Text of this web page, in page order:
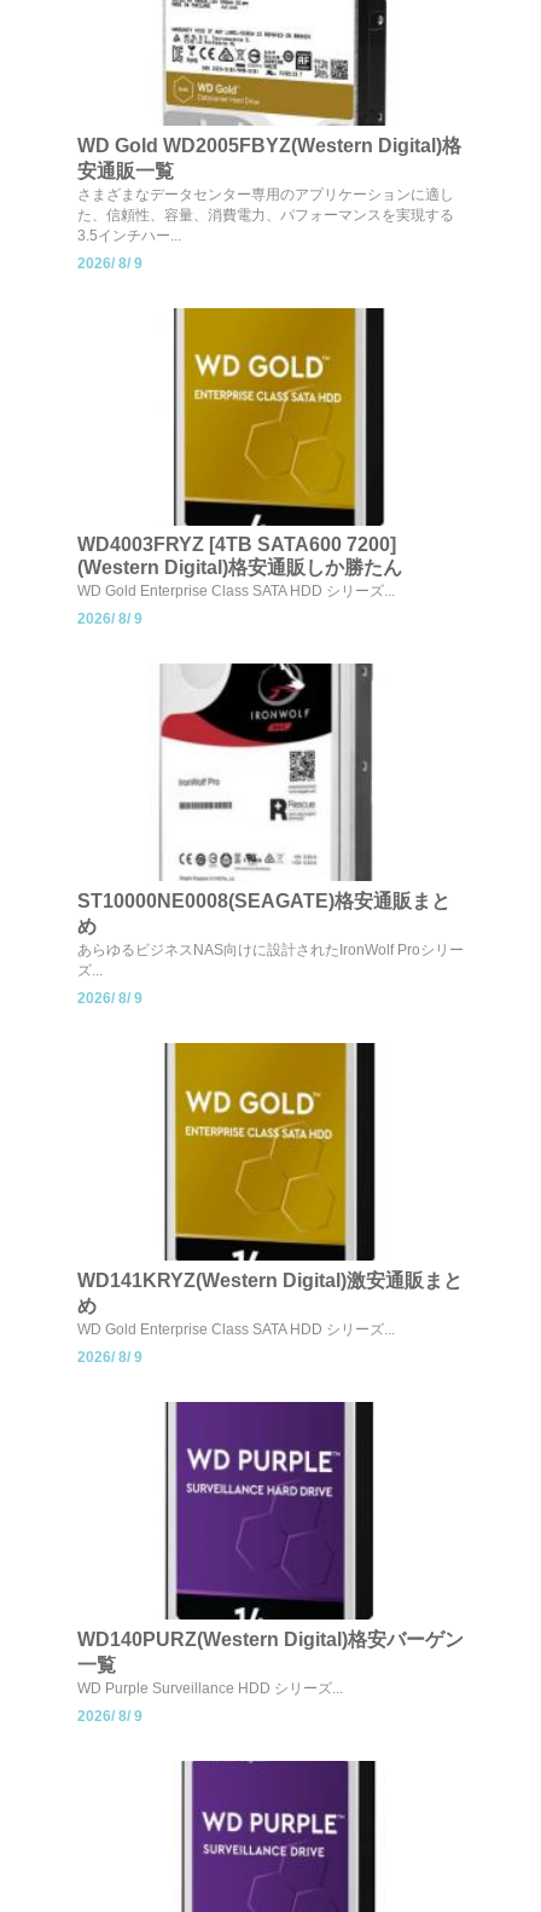
WD Gold WD2005FBYZ(Western Digital)格
安通販一覧
さまざまなデータセンター専用のアプリケーションに適し
た、信頼性、容量、消費電力、パフォーマンスを実現する
3.5インチハー...
2026/ 8/ 9
WD4003FRYZ [4TB SATA600 7200]
(Western Digital)格安通販しか勝たん
WD Gold Enterprise Class SATA HDD シリーズ...
2026/ 8/ 9
ST10000NE0008(SEAGATE)格安通販まと
め
あらゆるビジネスNAS向けに設計されたIronWolf Proシリー
ズ...
2026/ 8/ 9
WD141KRYZ(Western Digital)激安通販まと
め
WD Gold Enterprise Class SATA HDD シリーズ...
2026/ 8/ 9
WD140PURZ(Western Digital)格安バーゲン
一覧
WD Purple Surveillance HDD シリーズ...
2026/ 8/ 9